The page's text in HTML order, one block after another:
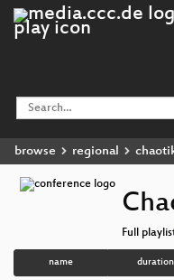
browse regional
Full
name duration